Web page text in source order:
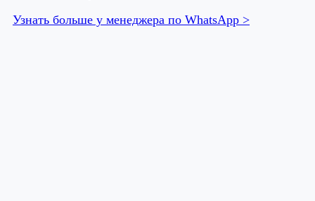
Узнать больше у менеджера по WhatsApp >